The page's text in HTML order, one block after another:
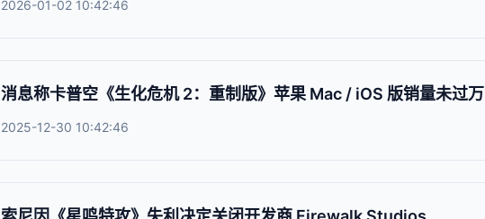
2026-01-02 10:42:46
消息称卡普空《生化危机 2：重制版》苹果 Mac / iOS 版销量未过万
2025-12-30 10:42:46